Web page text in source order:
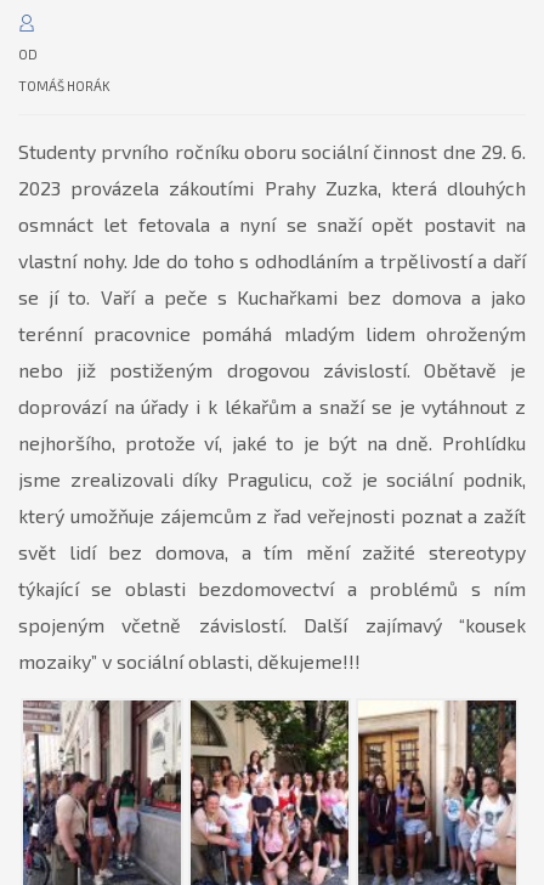
OD
TOMÁŠ HORÁK
Studenty prvního ročníku oboru sociální činnost dne 29. 6.
2023 provázela zákoutími Prahy Zuzka, která dlouhých
osmnáct let fetovala a nyní se snaží opět postavit na
vlastní nohy. Jde do toho s odhodláním a trpělivostí a daří
se jí to. Vaří a peče s Kuchařkami bez domova a jako
terénní pracovnice pomáhá mladým lidem ohroženým
nebo již postiženým drogovou závislostí. Obětavě je
doprovází na úřady i k lékařům a snaží se je vytáhnout z
nejhoršího, protože ví, jaké to je být na dně. Prohlídku
jsme zrealizovali díky Pragulicu, což je sociální podnik,
který umožňuje zájemcům z řad veřejnosti poznat a zažít
svět lidí bez domova, a tím mění zažité stereotypy
týkající se oblasti bezdomovectví a problémů s ním
spojeným včetně závislostí. Další zajímavý “kousek
mozaiky” v sociální oblasti, děkujeme!!!